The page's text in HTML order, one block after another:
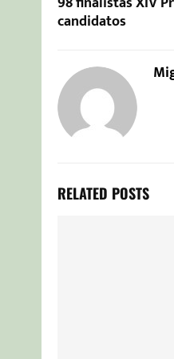
candidatos
RELATED POSTS